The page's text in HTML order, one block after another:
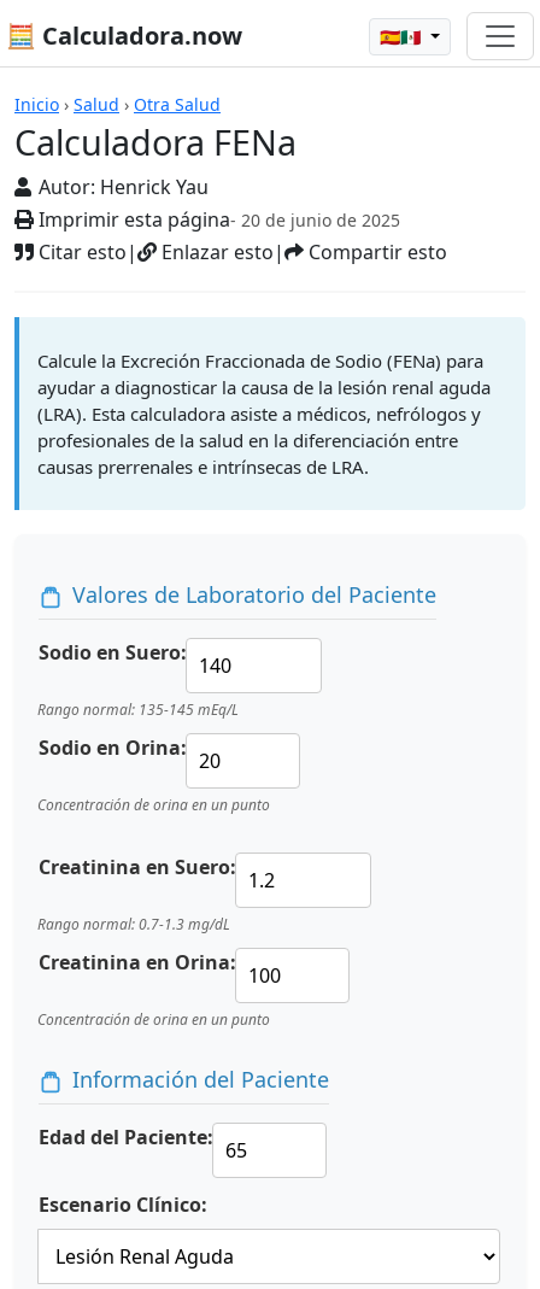
🧮 Calculadora.now 🇪🇸🇲🇽
Inicio › Salud › Otra Salud
Calculadora FENa
Autor: Henrick Yau
Imprimir esta página- 20 de junio de 2025
Citar esto| Enlazar esto| Compartir esto
Calculadoras
Calcule la Excreción Fraccionada de Sodio (FENa) para
ayudar a diagnosticar la causa de la lesión renal aguda
(LRA). Esta calculadora asiste a médicos, nefrólogos y
profesionales de la salud en la diferenciación entre
causas prerrenales e intrínsecas de LRA.
Valores de Laboratorio del Paciente
Sodio en Suero:
Rango normal: 135-145 mEq/L
Sodio en Orina:
Concentración de orina en un punto
Creatinina en Suero:
Rango normal: 0.7-1.3 mg/dL
Creatinina en Orina:
Concentración de orina en un punto
Información del Paciente
Edad del Paciente:
Escenario Clínico: